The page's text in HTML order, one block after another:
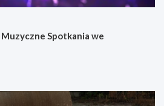
Spotkania we